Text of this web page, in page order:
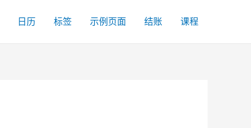
日历 标签 示例页面 结账 课程